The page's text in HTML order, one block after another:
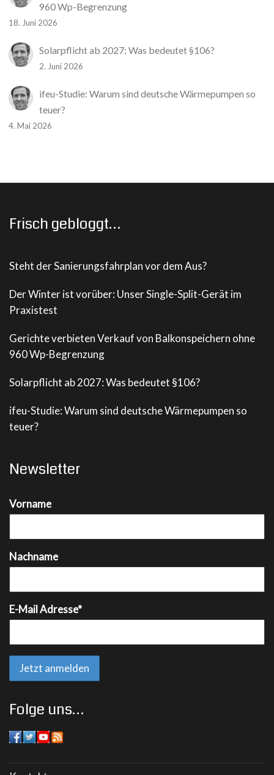
960 Wp-Begrenzung
18. Juni 2026
Solarpflicht ab 2027: Was bedeutet §106?
2. Juni 2026
ifeu-Studie: Warum sind deutsche Wärmepumpen so
teuer?
4. Mai 2026
Frisch gebloggt…
Steht der Sanierungsfahrplan vor dem Aus?
Der Winter ist vorüber: Unser Single-Split-Gerät im
Praxistest
Gerichte verbieten Verkauf von Balkonspeichern ohne
960 Wp-Begrenzung
Solarpflicht ab 2027: Was bedeutet §106?
ifeu-Studie: Warum sind deutsche Wärmepumpen so
teuer?
Newsletter
Vorname
Nachname
E-Mail Adresse*
Folge uns…